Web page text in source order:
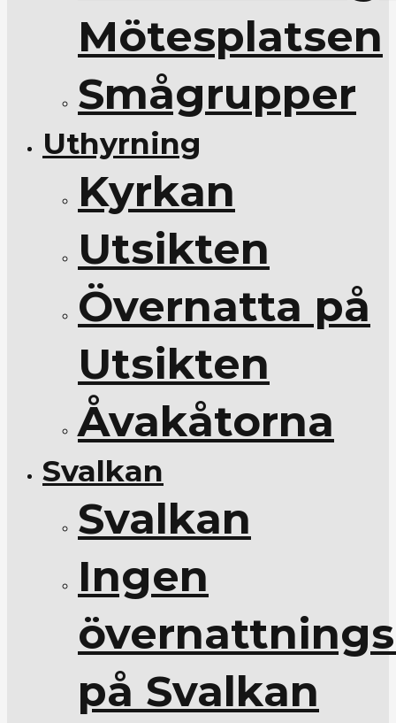
Mötesplatsen
Smågrupper
Uthyrning
Kyrkan
Utsikten
Övernatta på
Utsikten
Åvakåtorna
Svalkan
Svalkan
Ingen
på Svalkan